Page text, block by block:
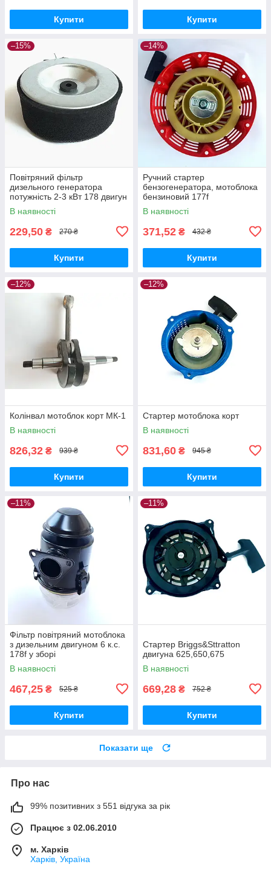
Купити Купити
–15%
Повітряний фільтр
дизельного генератора
потужність 2-3 кВт 178 двигун
В наявності
229,50 ₴ 270 ₴
Купити
–14%
Ручний стартер
бензогенератора, мотоблока
бензиновий 177f
В наявності
371,52 ₴ 432 ₴
Купити
–12%
Колінвал мотоблок корт МК-1
В наявності
826,32 ₴ 939 ₴
Купити
–12%
Стартер мотоблока корт
В наявності
831,60 ₴ 945 ₴
Купити
–11%
Фільтр повітряний мотоблока
з дизельним двигуном 6 к.с.
178f у зборі
В наявності
467,25 ₴ 525 ₴
Купити
–11%
Стартер Briggs&Sttratton
двигуна 625,650,675
В наявності
669,28 ₴ 752 ₴
Купити
Показати ще
Про нас
99% позитивних з 551 відгука за рік
Працює з 02.06.2010
м. Харків
Харків, Україна